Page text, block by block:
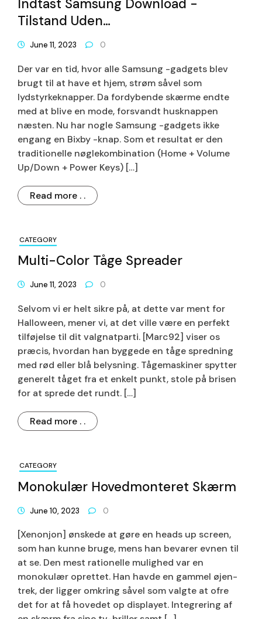
Indtast Samsung Download -
Tilstand Uden
Hardwarehemmeligheder
June 11, 2023 0
Der var en tid, hvor alle Samsung -gadgets blev
brugt til at have et hjem, strøm såvel som
lydstyrkeknapper. Da fordybende skærme endte
med at blive en mode, forsvandt husknappen
næsten. Nu har nogle Samsung -gadgets ikke
engang en Bixby -knap. Som et resultat er den
traditionelle nøglekombination (Home + Volume
Up/Down + Power Keys) […]
Read more . .
CATEGORY
Multi-Color Tåge Spreader
June 11, 2023 0
Selvom vi er helt sikre på, at dette var ment for
Halloween, mener vi, at det ville være en perfekt
tilføjelse til dit valgnatparti. [Marc92] viser os
præcis, hvordan han byggede en tåge spredning
med rød eller blå belysning. Tågemaskiner spytter
generelt tåget fra et enkelt punkt, stole på brisen
for at sprede det rundt. […]
Read more . .
CATEGORY
Monokulær Hovedmonteret Skærm
June 10, 2023 0
[Xenonjon] ønskede at gøre en heads up screen,
som han kunne bruge, mens han bevarer evnen til
at se. Den mest rationelle mulighed var en
monokulær oprettet. Han havde en gammel øjen-
trek, der ligger omkring såvel som valgte at ofre
det for at få hovedet op displayet. Integrering af